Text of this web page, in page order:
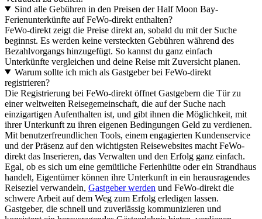
Sind alle Gebühren in den Preisen der Half Moon Bay-
Ferienunterkünfte auf FeWo-direkt enthalten?
FeWo-direkt zeigt die Preise direkt an, sobald du mit der Suche
beginnst. Es werden keine versteckten Gebühren während des
Bezahlvorgangs hinzugefügt. So kannst du ganz einfach
Unterkünfte vergleichen und deine Reise mit Zuversicht planen.
Warum sollte ich mich als Gastgeber bei FeWo-direkt
registrieren?
Die Registrierung bei FeWo-direkt öffnet Gastgebern die Tür zu
einer weltweiten Reisegemeinschaft, die auf der Suche nach
einzigartigen Aufenthalten ist, und gibt ihnen die Möglichkeit, mit
ihrer Unterkunft zu ihren eigenen Bedingungen Geld zu verdienen.
Mit benutzerfreundlichen Tools, einem engagierten Kundenservice
und der Präsenz auf den wichtigsten Reisewebsites macht FeWo-
direkt das Inserieren, das Verwalten und den Erfolg ganz einfach.
Egal, ob es sich um eine gemütliche Ferienhütte oder ein Strandhaus
handelt, Eigentümer können ihre Unterkunft in ein herausragendes
Reiseziel verwandeln, Gastgeber werden und FeWo-direkt die
schwere Arbeit auf dem Weg zum Erfolg erledigen lassen.
Gastgeber, die schnell und zuverlässig kommunizieren und